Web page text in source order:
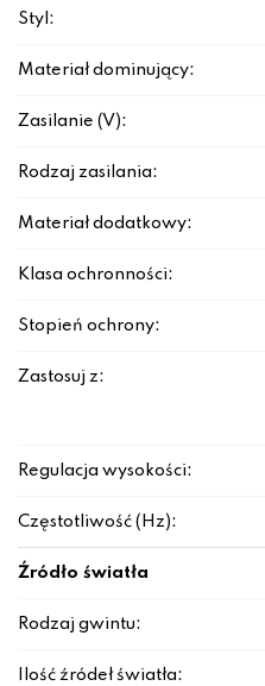
Styl:
Materiał dominujący:
Zasilanie (V):
Rodzaj zasilania:
Materiał dodatkowy:
Klasa ochronności:
Stopień ochrony:
Zastosuj z:
Regulacja wysokości:
Częstotliwość (Hz):
Źródło światła
Rodzaj gwintu:
Ilość źródeł światła: